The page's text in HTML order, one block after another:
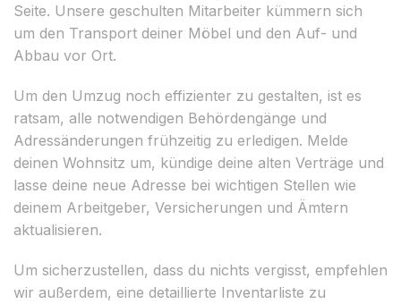
Seite. Unsere geschulten Mitarbeiter kümmern sich
um den Transport deiner Möbel und den Auf- und
Abbau vor Ort.
Um den Umzug noch effizienter zu gestalten, ist es
ratsam, alle notwendigen Behördengänge und
Adressänderungen frühzeitig zu erledigen. Melde
deinen Wohnsitz um, kündige deine alten Verträge und
lasse deine neue Adresse bei wichtigen Stellen wie
deinem Arbeitgeber, Versicherungen und Ämtern
aktualisieren.
Um sicherzustellen, dass du nichts vergisst, empfehlen
wir außerdem, eine detaillierte Inventarliste zu